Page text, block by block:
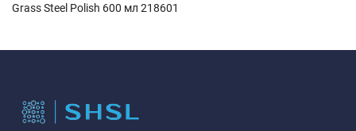
Grass Steel Polish 600 мл 218601